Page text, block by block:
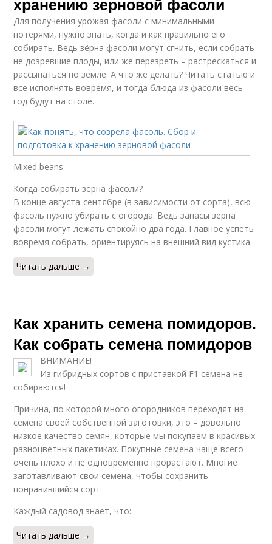
Для получения урожая фасоли с минимальными
потерями, нужно знать, когда и как правильно его
собирать. Ведь зёрна фасоли могут сгнить, если собрать
не дозревшие плоды, или же перезреть – растрескаться и
рассыпаться по земле. А что же делать? Читать статью и
всё исполнять вовремя, и тогда блюда из фасоли весь
год будут на столе.
Mixed beans
Когда собирать зёрна фасоли?
В конце августа-сентябре (в зависимости от сорта), всю
фасоль нужно убирать с огорода. Ведь запасы зерна
фасоли могут лежать спокойно два года. Главное успеть
вовремя собрать, ориентируясь на внешний вид кустика.
Читать дальше →
Как хранить семена помидоров.
Как собрать семена помидоров
ВНИМАНИЕ!
Из гибридных сортов с приставкой F1 семена не
собираются!
Причина, по которой много огородников переходят на
семена своей собственной заготовки, это – довольно
низкое качество семян, которые мы покупаем в красивых
разноцветных пакетиках. Покупные семена чаще всего
очень плохо и не одновременно прорастают. Многие
заготавливают свои семена, чтобы сохранить
понравившийся сорт.
Каждый садовод знает, что:
Читать дальше →